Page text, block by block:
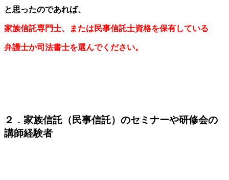
と思ったのであれば、
家族信託専門士、または民事信託士資格を保有している
弁護士か司法書士を選んでください。
２．家族信託（民事信託）のセミナーや研修会の
講師経験者